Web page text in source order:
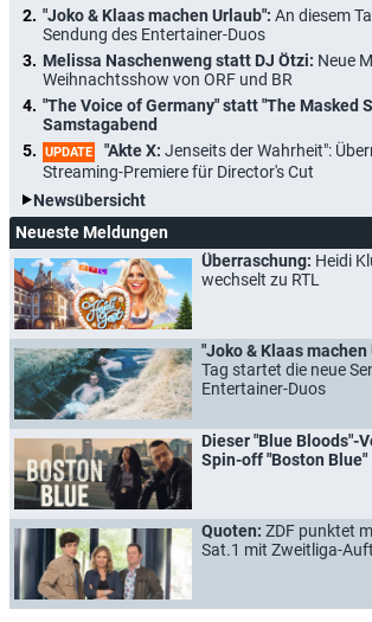
"Joko & Klaas machen Urlaub": An diesem
Sendung des Entertainer-Duos
Melissa Naschenweng statt DJ Ötzi: Neue
Weihnachtsshow von ORF und BR
"The Voice of Germany" statt "The Masked
Samstagabend
UPDATE "Akte X: Jenseits der Wahrheit":
Streaming-Premiere für Director's Cut
Newsübersicht
Neueste Meldungen
Überraschung: Heidi
wechselt zu RTL
"Joko & Klaas machen
Tag startet die neue
Entertainer-Duos
Dieser "Blue Bloods"-
Spin-off "Boston Blue"
Quoten: ZDF punktet
Sat.1 mit Zweitliga-